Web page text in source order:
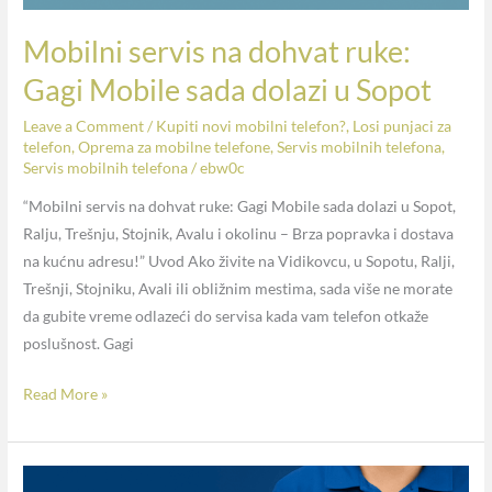
Mobilni servis na dohvat ruke:
Gagi Mobile sada dolazi u Sopot
Leave a Comment/ Kupiti novi mobilni telefon?, Losi punjaci za
telefon,Oprema za mobilne telefone,Servis mobilnih telefona,
Servis mobilnih telefona/ebw0c
“Mobilni servis na dohvat ruke: Gagi Mobile sada dolazi u Sopot,
Ralju, Trešnju, Stojnik, Avalu i okolinu – Brza popravka i dostava
na kućnu adresu!” Uvod Ako živite na Vidikovcu, u Sopotu, Ralji,
Trešnji, Stojniku, Avali ili obližnim mestima, sada više ne morate
da gubite vreme odlazeći do servisa kada vam telefon otkaže
poslušnost. Gagi
Read More »